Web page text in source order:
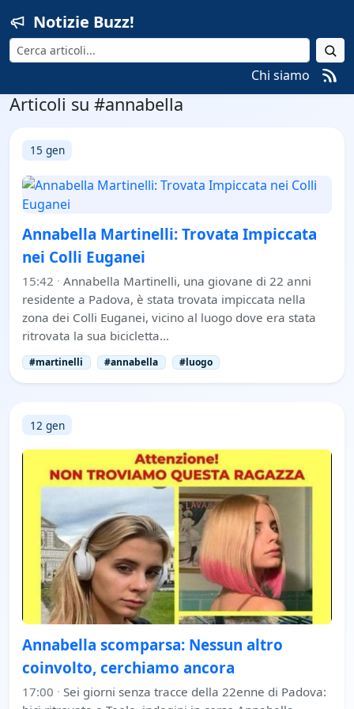
Notizie Buzz!
Cerca
Chi siamo
Articoli su #annabella
15 gen
Annabella Martinelli: Trovata Impiccata
nei Colli Euganei
15:42 · Annabella Martinelli, una giovane di 22 anni
residente a Padova, è stata trovata impiccata nella
zona dei Colli Euganei, vicino al luogo dove era stata
ritrovata la sua bicicletta…
#martinelli #annabella #luogo
12 gen
Annabella scomparsa: Nessun altro
coinvolto, cerchiamo ancora
17:00 · Sei giorni senza tracce della 22enne di Padova: